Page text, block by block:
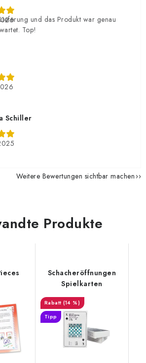
und das Produkt war genau
Top!
Schiller
Weitere Bewertungen sichtbar machen
Produkte
Schacheröffnungen
Spielkarten
(14 %)
Tipp